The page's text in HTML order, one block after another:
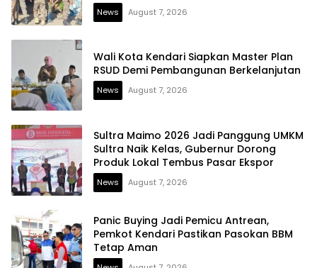
News August 7, 2026
Wali Kota Kendari Siapkan Master Plan
RSUD Demi Pembangunan Berkelanjutan
News August 7, 2026
Sultra Maimo 2026 Jadi Panggung UMKM
Sultra Naik Kelas, Gubernur Dorong
Produk Lokal Tembus Pasar Ekspor
News August 7, 2026
Panic Buying Jadi Pemicu Antrean,
Pemkot Kendari Pastikan Pasokan BBM
Tetap Aman